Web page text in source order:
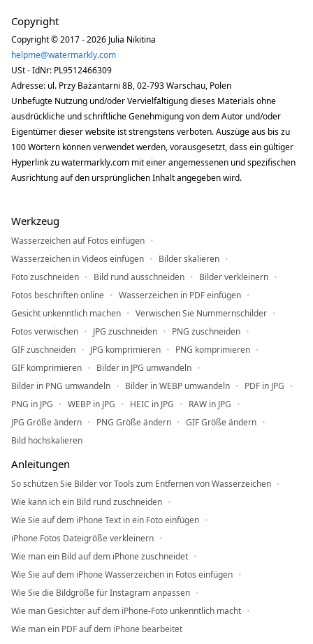
Copyright
Copyright © 2017 - 2026 Julia Nikitina
helpme@watermarkly.com
USt - IdNr: PL9512466309
Adresse: ul. Przy Bażantarni 8B, 02-793 Warschau, Polen
Unbefugte Nutzung und/oder Vervielfältigung dieses Materials ohne
ausdrückliche und schriftliche Genehmigung von dem Autor und/oder
Eigentümer dieser website ist strengstens verboten. Auszüge aus bis zu
100 Wörtern können verwendet werden, vorausgesetzt, dass ein gültiger
Hyperlink zu watermarkly.com mit einer angemessenen und spezifischen
Ausrichtung auf den ursprünglichen Inhalt angegeben wird.
Werkzeug
Wasserzeichen auf Fotos einfügen
Wasserzeichen in Videos einfügen
Bilder skalieren
Foto zuschneiden
Bild rund ausschneiden
Bilder verkleinern
Fotos beschriften online
Wasserzeichen in PDF einfügen
Gesicht unkenntlich machen
Verwischen Sie Nummernschilder
Fotos verwischen
JPG zuschneiden
PNG zuschneiden
GIF zuschneiden
JPG komprimieren
PNG komprimieren
GIF komprimieren
Bilder in JPG umwandeln
Bilder in PNG umwandeln
Bilder in WEBP umwandeln
PDF in JPG
PNG in JPG
WEBP in JPG HEIC in JPG
RAW in JPG
JPG Größe ändern
PNG Größe ändern
GIF Größe ändern
Bild hochskalieren
Anleitungen
So schützen Sie Bilder vor Tools zum Entfernen von Wasserzeichen
Wie kann ich ein Bild rund zuschneiden
Wie Sie auf dem iPhone Text in ein Foto einfügen
iPhone Fotos Dateigröße verkleinern
Wie man ein Bild auf dem iPhone zuschneidet
Wie Sie auf dem iPhone Wasserzeichen in Fotos einfügen
Wie Sie die Bildgröße für Instagram anpassen
Wie man Gesichter auf dem iPhone-Foto unkenntlich macht
Wie man ein PDF auf dem iPhone bearbeitet